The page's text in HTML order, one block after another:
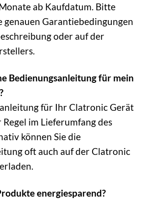
ab Kaufdatum. Bitte
genauen Garantiebedingungen
oder auf der
Bedienungsanleitung für mein
für Ihr Clatronic Gerät
im Lieferumfang des
können Sie die
oft auch auf der Clatronic
energiesparend?